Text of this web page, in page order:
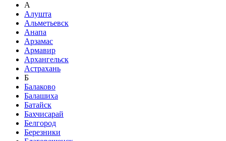
А
Алушта
Альметьевск
Анапа
Арзамас
Армавир
Архангельск
Астрахань
Б
Балаково
Балашиха
Батайск
Бахчисарай
Белгород
Березники